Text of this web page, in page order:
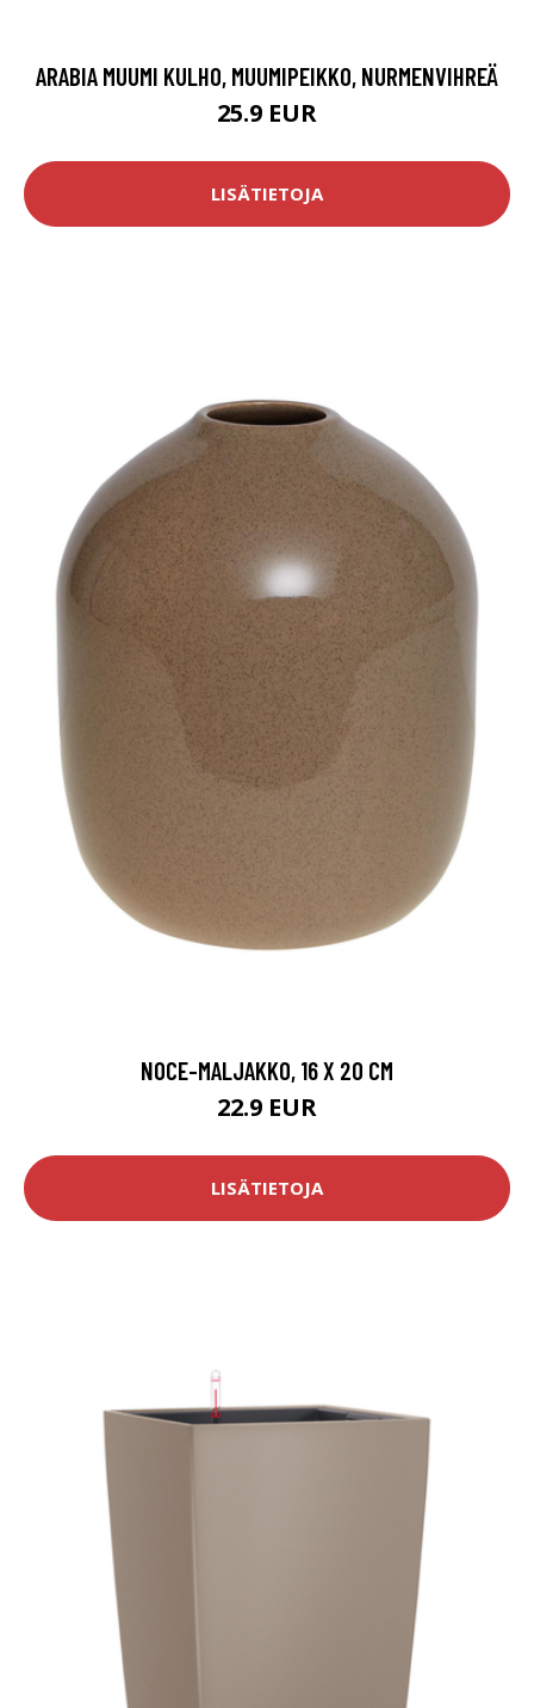
ARABIA MUUMI KULHO, MUUMIPEIKKO, NURMENVIHREÄ
25.9 EUR
LISÄTIETOJA
NOCE-MALJAKKO, 16 X 20 CM
22.9 EUR
LISÄTIETOJA